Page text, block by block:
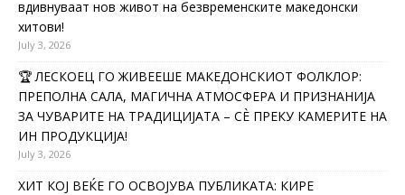
вдивнуваат нов живот на безвременските македонски
хитови!
July 3, 2026
🏆 ЛЕСКОЕЦ ГО ЖИВЕЕШЕ МАКЕДОНСКИОТ ФОЛКЛОР:
ПРЕПОЛНА САЛА, МАГИЧНА АТМОСФЕРА И ПРИЗНАНИЈА
ЗА ЧУВАРИТЕ НА ТРАДИЦИЈАТА – СÈ ПРЕКУ КАМЕРИТЕ НА
ИН ПРОДУКЦИЈА!
July 3, 2026
ХИТ КОЈ ВЕЌЕ ГО ОСВОЈУВА ПУБЛИКАТА: КИРЕ